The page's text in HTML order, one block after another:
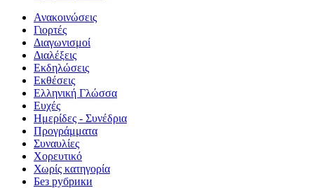
Ανακοινώσεις
Γιορτές
Διαγωνισμοί
Διαλέξεις
Εκδηλώσεις
Εκθέσεις
Ελληνική Γλώσσα
Ευχές
Ημερίδες - Συνέδρια
Προγράμματα
Συναυλίες
Χορευτικό
Χωρίς κατηγορία
Без рубрики